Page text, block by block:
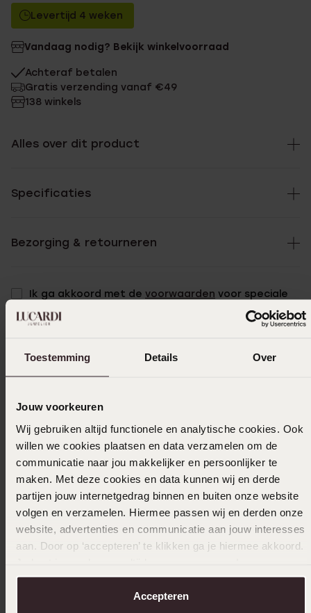
Toestemming Details Over
Jouw voorkeuren
Wij gebruiken altijd functionele en analytische cookies. Ook
willen we cookies plaatsen en data verzamelen om de
communicatie naar jou makkelijker en persoonlijker te
maken. Met deze cookies en data kunnen wij en derde
partijen jouw internetgedrag binnen en buiten onze website
volgen en verzamelen. Hiermee passen wij en derden onze
website, advertenties en communicatie aan jouw interesses
aan. Door op ‘accepteren’ te klikken ga je hiermee akkoord.
over in onscookiebeleid.
Accepteren
Levertijd 4 weken
Vandaag nodig? Bekijk winkelvoorraad
Achteraf betalen
Gratis verzending vanaf €49
138 winkels
Alles over dit product
Specificaties
Bezorging & retourneren
Ik ga akkoord met de voorwaarden voor speciale
Ook leuk voor jou
Anderen kochten ook